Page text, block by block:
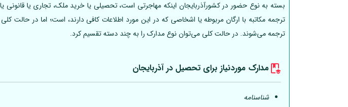
بسته به نوع حضور در کشورآذربایجان اینکه مهاجرتی است، تحصیلی یا خرید ملک، تجاری یا
ترجمه مکاتبه با ارگان مربوطه یا اشخاصی که در این مورد اطلاعات کافی دارند، است؛ اما در حالت
ترجمه می‌شوند. در حالت کلی می‌توان نوع مدارک را به چند دسته تقسیم کرد.
مدارک موردنیاز برای تحصیل در آذربایجان
شناسنامه